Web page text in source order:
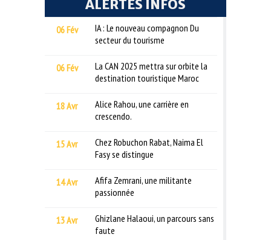
ALERTES INFOS
06 Fév
IA : Le nouveau compagnon Du
secteur du tourisme
06 Fév
La CAN 2025 mettra sur orbite la
destination touristique Maroc
18 Avr
Alice Rahou, une carrière en
crescendo.
15 Avr
Chez Robuchon Rabat, Naima El
Fasy se distingue
14 Avr
Afifa Zemrani, une militante
passionnée
13 Avr
Ghizlane Halaoui, un parcours sans
faute